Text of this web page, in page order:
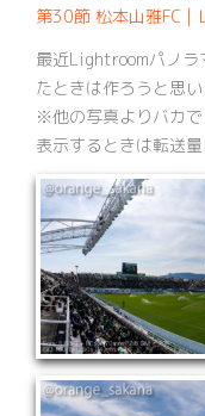
第30節 松本山雅FC |
最近Lightroomパノラ
※他の写真よりバカ
表示するときは転送